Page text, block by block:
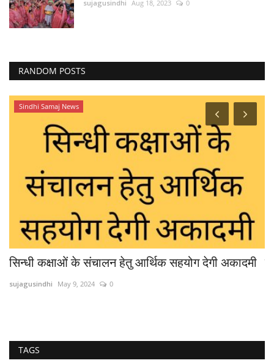
sujagusindhi Aug 18, 2023 0
RANDOM POSTS
Sindhi Samaj News
सिन्धी कक्षाओं के संचालन हेतु आर्थिक सहयोग देगी अकादमी
sujagusindhi May 9, 2024 0
TAGS